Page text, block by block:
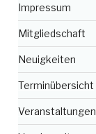
Impressum
Mitgliedschaft
Neuigkeiten
Terminübersicht
Veranstaltungen